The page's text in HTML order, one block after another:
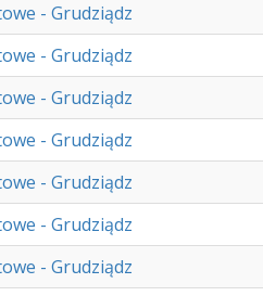
- Grudziądz
- Grudziądz
- Grudziądz
- Grudziądz
- Grudziądz
- Grudziądz
- Grudziądz